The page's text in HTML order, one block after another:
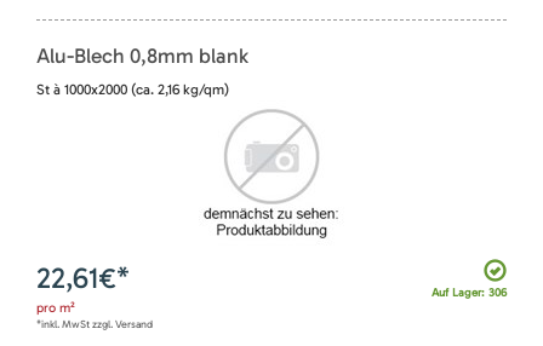
Alu-Blech 0,8mm blank
St à 1000x2000 (ca. 2,16 kg/qm)
Auf Lager: 306
22,61€*
pro m²
*inkl. MwSt zzgl. Versand